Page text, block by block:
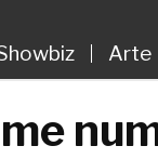
Arte